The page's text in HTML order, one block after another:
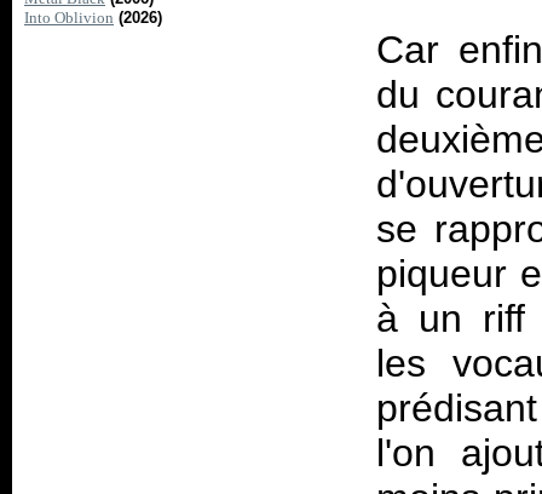
Into Oblivion (2026)
Car
du
se
piqueur
à un riff
les
l'on